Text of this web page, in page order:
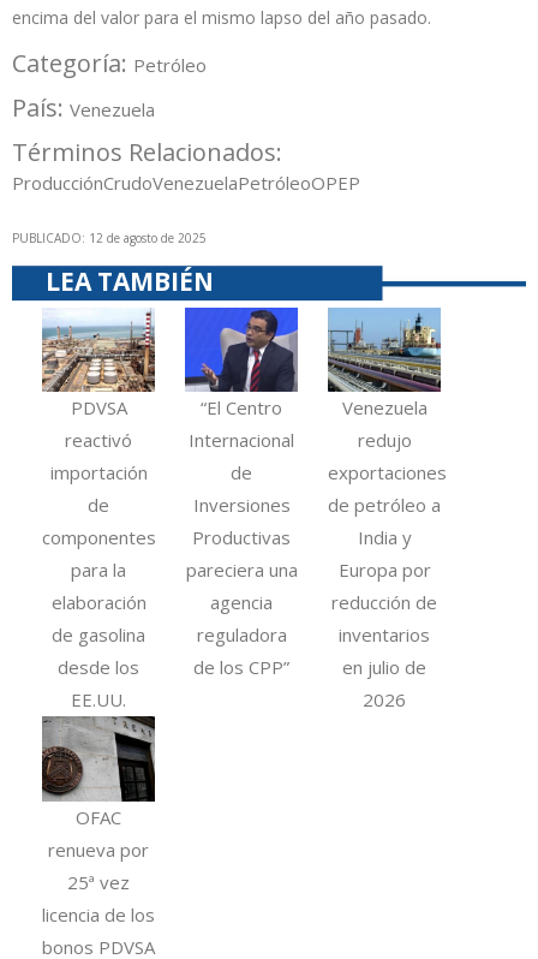
encima del valor para el mismo lapso del año pasado.
Categoría: Petróleo
País: Venezuela
Términos Relacionados:
ProducciónCrudoVenezuelaPetróleoOPEP
PUBLICADO: 12 de agosto de 2025
LEA TAMBIÉN
PDVSA
reactivó
importación
de
componentes
para la
elaboración
de gasolina
desde los
EE.UU.
“El Centro
Internacional
de
Inversiones
Productivas
pareciera una
agencia
reguladora
de los CPP”
Venezuela
redujo
exportaciones
de petróleo a
India y
Europa por
reducción de
inventarios
en julio de
2026
OFAC
renueva por
25ª vez
licencia de los
bonos PDVSA